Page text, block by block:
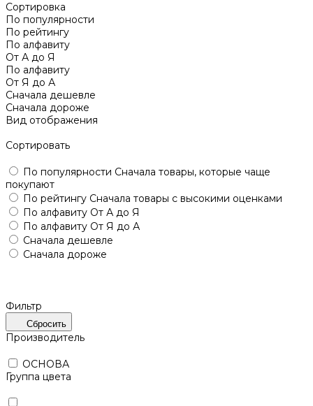
Сортировка
По популярности
По рейтингу
По алфавиту
От А до Я
По алфавиту
От Я до А
Сначала дешевле
Сначала дороже
Вид отображения
Сортировать
По популярности Сначала товары, которые чаще
покупают
По рейтингу Сначала товары с высокими оценками
По алфавиту От А до Я
По алфавиту От Я до А
Сначала дешевле
Сначала дороже
Фильтр
Сбросить
Производитель
ОСНОВА
Группа цвета